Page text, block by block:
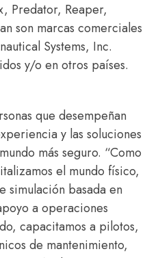
Predator, Reaper,
son marcas comerciales
Systems, Inc.
y/o en otros países.
que desempeñan
y las soluciones
más seguro. “Como
el mundo físico,
simulación basada en
a operaciones
capacitamos a pilotos,
de mantenimiento,